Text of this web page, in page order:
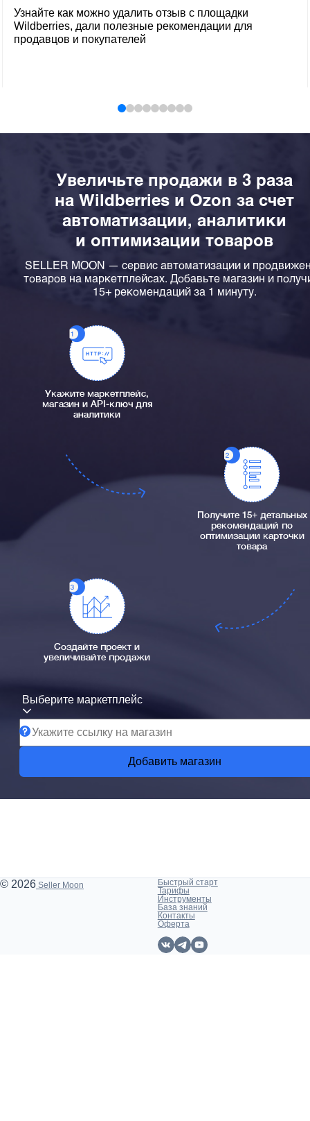
Узнайте как можно удалить отзыв с площадки
Wildberries, дали полезные рекомендации для
продавцов и покупателей
Увеличьте продажи в 3 раза
на Wildberries и Ozon за счет
автоматизации, аналитики
и оптимизации товаров
SELLER MOON — сервис автоматизации и
товаров на маркетплейсах. Добавьте магазин и
15+ рекомендаций за 1 минуту.
Укажите маркетплейс,
магазин и API-ключ для
аналитики
Получите 15+ детальных
рекомендаций по
оптимизации карточки
товара
Создайте проект и
увеличивайте продажи
Выберите маркетплейс
Добавить магазин
© 2026 Seller Moon
Быстрый старт
Тарифы
Инструменты
База знаний
Контакты
Оферта